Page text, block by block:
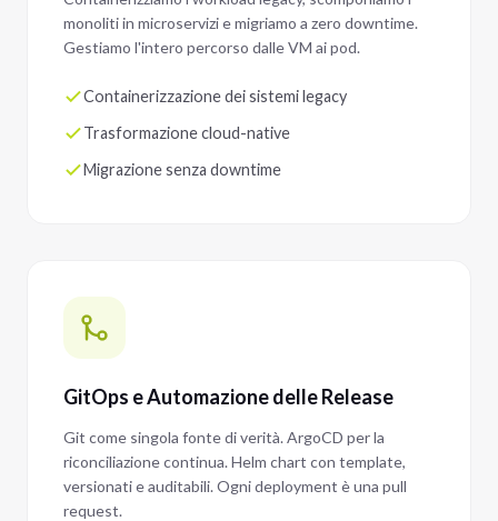
monoliti in microservizi e migriamo a zero downtime.
Gestiamo l'intero percorso dalle VM ai pod.
Containerizzazione dei sistemi legacy
Trasformazione cloud-native
Migrazione senza downtime
GitOps e Automazione delle Release
Git come singola fonte di verità. ArgoCD per la
riconciliazione continua. Helm chart con template,
versionati e auditabili. Ogni deployment è una pull
request.